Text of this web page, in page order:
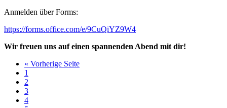
Anmelden über Forms:
https://forms.office.com/e/9CuQiYZ9W4
Wir freuen uns auf einen spannenden Abend mit dir!
« Vorherige Seite
1
2
3
4